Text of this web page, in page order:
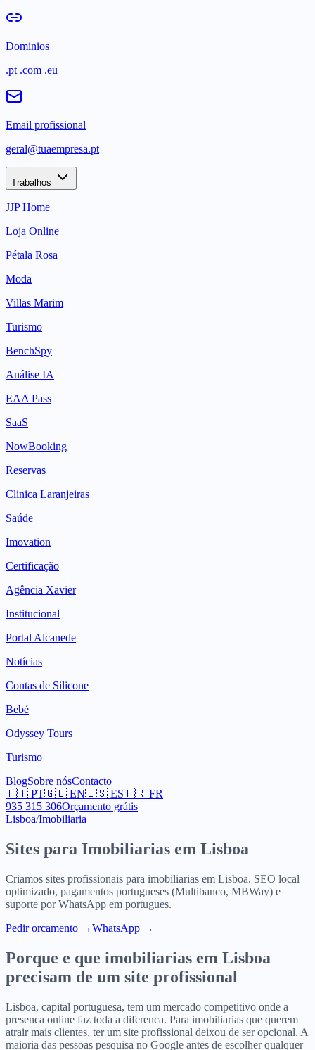
Dominios
.pt .com .eu
Email profissional
geral@tuaempresa.pt
Trabalhos
JJP Home
Loja Online
Pétala Rosa
Moda
Villas Marim
Turismo
BenchSpy
Análise IA
EAA Pass
SaaS
NowBooking
Reservas
Clinica Laranjeiras
Saúde
Imovation
Certificação
Agência Xavier
Institucional
Portal Alcanede
Notícias
Contas de Silicone
Bebé
Odyssey Tours
Turismo
BlogSobre nósContacto
🇵🇹 PT🇬🇧 EN🇪🇸 ES🇫🇷 FR
935 315 306Orçamento grátis
Lisboa/Imobiliaria
Sites para Imobiliarias em Lisboa
Criamos sites profissionais para imobiliarias em Lisboa. SEO local
optimizado, pagamentos portugueses (Multibanco, MBWay) e
suporte por WhatsApp em portugues.
Pedir orcamento →WhatsApp →
Porque e que imobiliarias em Lisboa
precisam de um site profissional
Lisboa, capital portuguesa, tem um mercado competitivo onde a
presenca online faz toda a diferenca. Para imobiliarias que querem
atrair mais clientes, ter um site profissional deixou de ser opcional. A
maioria das pessoas pesquisa no Google antes de escolher qualquer